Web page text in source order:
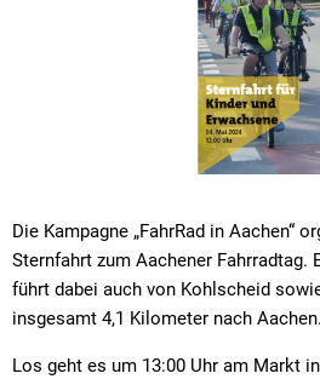
Die Kampagne „FahrRad in Aachen“
Sternfahrt zum Aachener Fahrradtag.
führt dabei auch von Kohlscheid
insgesamt 4,1 Kilometer nach Aachen.
Los geht es um 13:00 Uhr am Markt